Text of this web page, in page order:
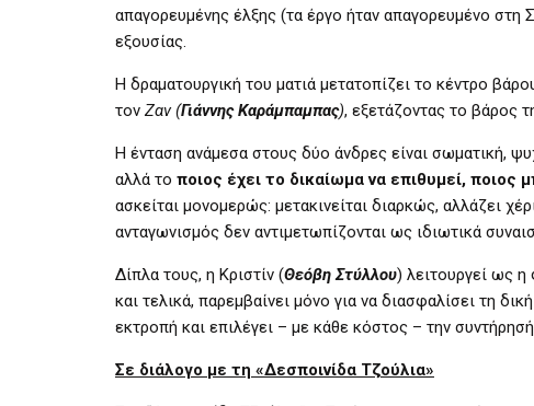
απαγορευμένης έλξης (τα έργο ήταν απαγορευμένο
εξουσίας.
Η δραματουργική του ματιά μετατοπίζει το κέντρο
τον Ζαν (Γιάννης Καράμπαμπας), εξετάζοντας το βάρος
Η ένταση ανάμεσα στους δύο άνδρες είναι σωματική,
αλλά το ποιος έχει το δικαίωμα να επιθυμεί, ποιος
ασκείται μονομερώς: μετακινείται διαρκώς, αλλάζει
ανταγωνισμός δεν αντιμετωπίζονται ως ιδιωτικά
Δίπλα τους, η Κριστίν (Θεόβη Στύλλου) λειτουργεί ως
και τελικά, παρεμβαίνει μόνο για να διασφαλίσει τη
εκτροπή και επιλέγει – με κάθε κόστος – την
Σε διάλογο με τη «Δεσποινίδα Τζούλια»